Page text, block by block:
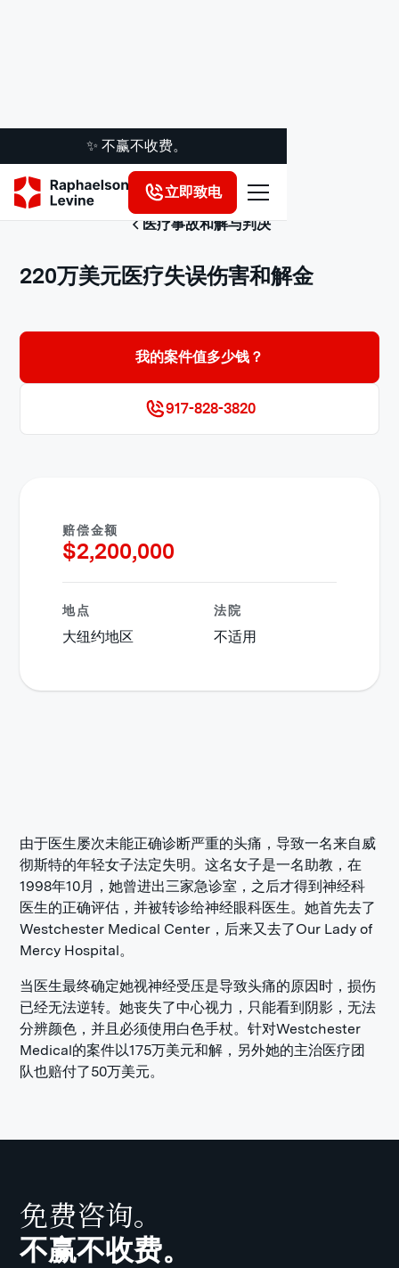
✨ 不赢不收费。
立即致电
医疗事故和解与判决
220万美元医疗失误伤害和解金
我的案件值多少钱？
917-828-3820
赔偿金额
$2,200,000
地点
大纽约地区
法院
不适用
由于医生屡次未能正确诊断严重的头痛，导致一名来自威
彻斯特的年轻女子法定失明。这名女子是一名助教，在
1998年10月，她曾进出三家急诊室，之后才得到神经科
医生的正确评估，并被转诊给神经眼科医生。她首先去了
Westchester Medical Center，后来又去了Our Lady of
Mercy Hospital。
当医生最终确定她视神经受压是导致头痛的原因时，损伤
已经无法逆转。她丧失了中心视力，只能看到阴影，无法
分辨颜色，并且必须使用白色手杖。针对Westchester
Medical的案件以175万美元和解，另外她的主治医疗团
队也赔付了50万美元。
免费咨询。
不赢不收费。